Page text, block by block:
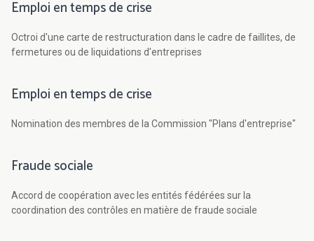
Emploi en temps de crise
Octroi d'une carte de restructuration dans le cadre de faillites, de
fermetures ou de liquidations d'entreprises
Emploi en temps de crise
Nomination des membres de la Commission "Plans d'entreprise"
Fraude sociale
Accord de coopération avec les entités fédérées sur la
coordination des contrôles en matière de fraude sociale